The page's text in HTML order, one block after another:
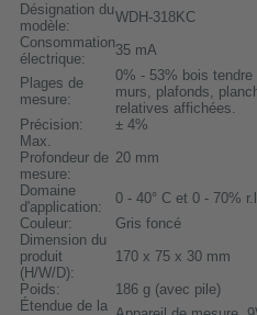
Désignation du
modèle:
WDH-318KC
Consommation
électrique:
35 mA
Plages de
mesure:
0% - 53% bois
murs, plafonds,
relatives affichées.
Précision:
± 4%
Max.
Profondeur de
mesure:
20 mm
Domaine
d'application:
0 - 40° C et 0 - 70%
Couleur:
Gris foncé
Dimension du
produit
(H/W/D):
170 x 75 x 30 mm
Poids:
186 g (avec pile)
Étendue de la